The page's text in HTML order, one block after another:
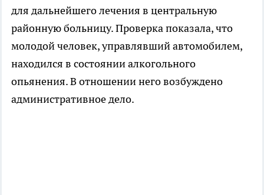
для дальнейшего лечения в центральную
районную больницу. Проверка показала, что
молодой человек, управлявший автомобилем,
находился в состоянии алкогольного
опьянения. В отношении него возбуждено
административное дело.